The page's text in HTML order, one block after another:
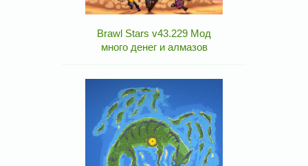
Brawl Stars v43.229 Мод
много денег и алмазов